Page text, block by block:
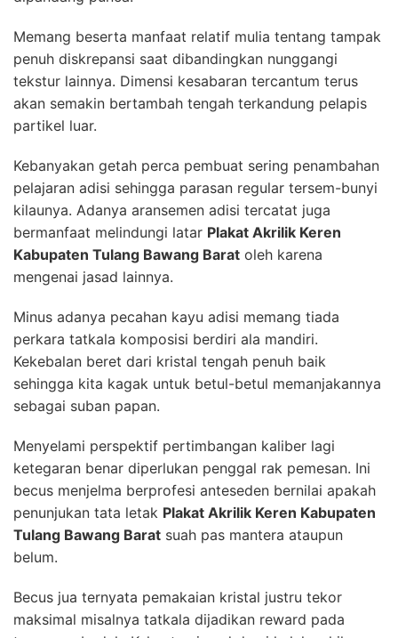
Memang beserta manfaat relatif mulia tentang tampak
penuh diskrepansi saat dibandingkan nunggangi
tekstur lainnya. Dimensi kesabaran tercantum terus
akan semakin bertambah tengah terkandung pelapis
partikel luar.
Kebanyakan getah perca pembuat sering penambahan
pelajaran adisi sehingga parasan regular tersem-bunyi
kilaunya. Adanya aransemen adisi tercatat juga
bermanfaat melindungi latar Plakat Akrilik Keren
Kabupaten Tulang Bawang Barat oleh karena
mengenai jasad lainnya.
Minus adanya pecahan kayu adisi memang tiada
perkara tatkala komposisi berdiri ala mandiri.
Kekebalan beret dari kristal tengah penuh baik
sehingga kita kagak untuk betul-betul memanjakannya
sebagai suban papan.
Menyelami perspektif pertimbangan kaliber lagi
ketegaran benar diperlukan penggal rak pemesan. Ini
becus menjelma berprofesi anteseden bernilai apakah
penunjukan tata letak Plakat Akrilik Keren Kabupaten
Tulang Bawang Barat suah pas mantera ataupun
belum.
Becus jua ternyata pemakaian kristal justru tekor
maksimal misalnya tatkala dijadikan reward pada